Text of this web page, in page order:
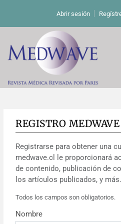
Abrir sesión
De los editores
Editoriales
Comentarios
Cartas a los editores
Estudios originales
Estudios cualitativos
REGISTRO MEDWAVE
Registrarse para obtener una
medwave.cl le proporcionará
de contenido, publicación de
los artículos publicados, y más.
Todos los campos son obligatorios.
Nombre